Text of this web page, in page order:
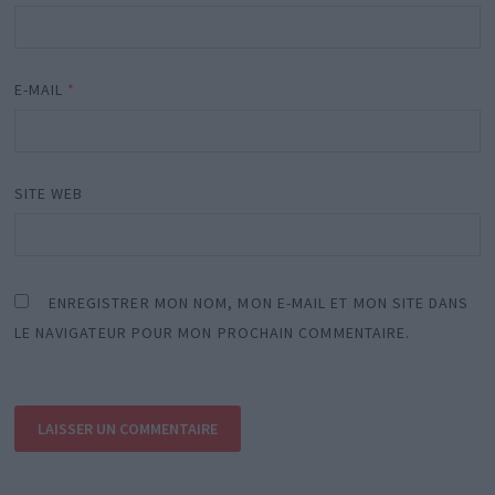
E-MAIL *
SITE WEB
ENREGISTRER MON NOM, MON E-MAIL ET MON SITE DANS
LE NAVIGATEUR POUR MON PROCHAIN COMMENTAIRE.